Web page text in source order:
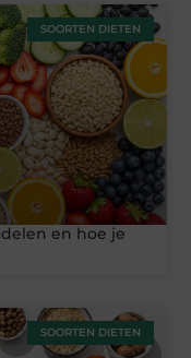
SOORTEN DIETEN
en hoe je
SOORTEN DIETEN